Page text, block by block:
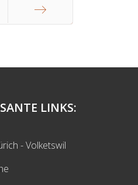
LINKS:
- Volketswil